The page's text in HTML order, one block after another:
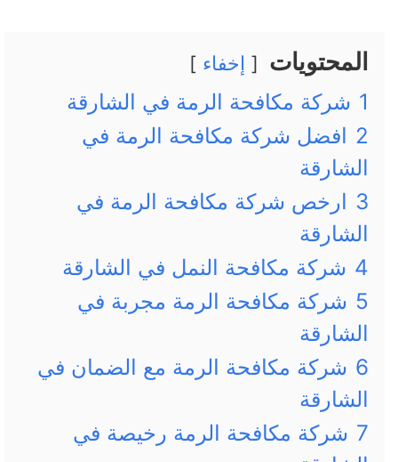
المحتويات إخفاء
1 شركة مكافحة الرمة في الشارقة
2 افضل شركة مكافحة الرمة في
الشارقة
3 ارخص شركة مكافحة الرمة في
الشارقة
4 شركة مكافحة النمل في الشارقة
5 شركة مكافحة الرمة مجربة في
الشارقة
6 شركة مكافحة الرمة مع الضمان في
الشارقة
7 شركة مكافحة الرمة رخيصة في